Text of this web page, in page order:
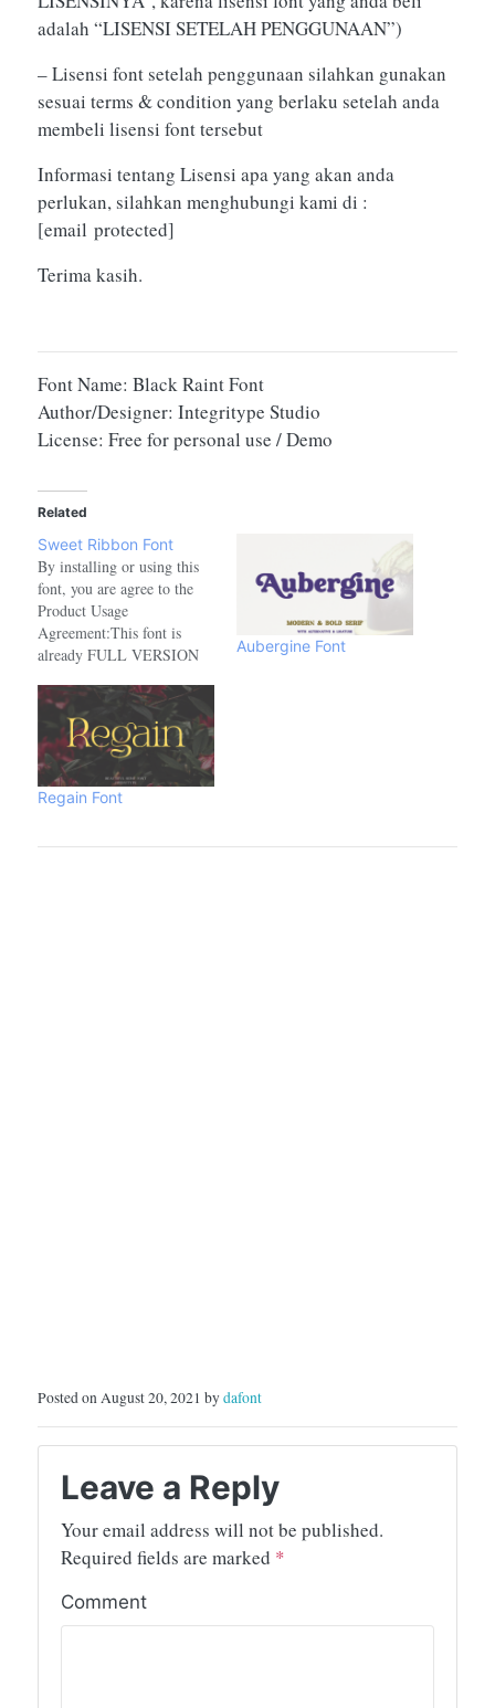
adalah “LISENSI SETELAH PENGGUNAAN”)
– Lisensi font setelah penggunaan silahkan gunakan
sesuai terms & condition yang berlaku setelah anda
membeli lisensi font tersebut
Informasi tentang Lisensi apa yang akan anda
perlukan, silahkan menghubungi kami di :
[email protected]
Terima kasih.
Font Name: Black Raint Font
Author/Designer: Integritype Studio
License: Free for personal use / Demo
Related
Sweet Ribbon Font
By installing or using this
font, you are agree to the
Product Usage
Agreement:This font is
already FULL VERSION
USE. NO COMMERCIAL
USE ALLOWED!link to
purchase full version and
commercial licence :-
https://www.creativefabrica.com/product/sweet-
ribbon/ref/208521- For
purchase Corporate license.-
Aubergine Font
Regain Font
Posted on August 20, 2021 bydafont
Leave a Reply
Your email address will not be published.
Required fields are marked *
Comment